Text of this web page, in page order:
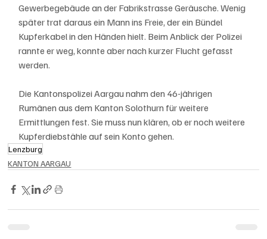
Gewerbegebäude an der Fabrikstrasse Geräusche. Wenig
später trat daraus ein Mann ins Freie, der ein Bündel
Kupferkabel in den Händen hielt. Beim Anblick der Polizei
rannte er weg, konnte aber nach kurzer Flucht gefasst
werden.
Die Kantonspolizei Aargau nahm den 46-jährigen
Rumänen aus dem Kanton Solothurn für weitere
Ermittlungen fest. Sie muss nun klären, ob er noch weitere
Kupferdiebstähle auf sein Konto gehen.
Lenzburg
KANTON AARGAU